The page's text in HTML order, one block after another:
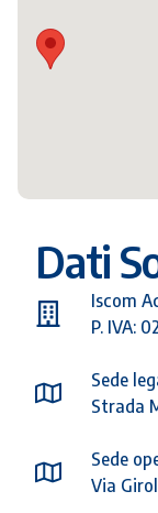
Dati
Iscom
P. IVA:
Sede
Strada
Sede
Via